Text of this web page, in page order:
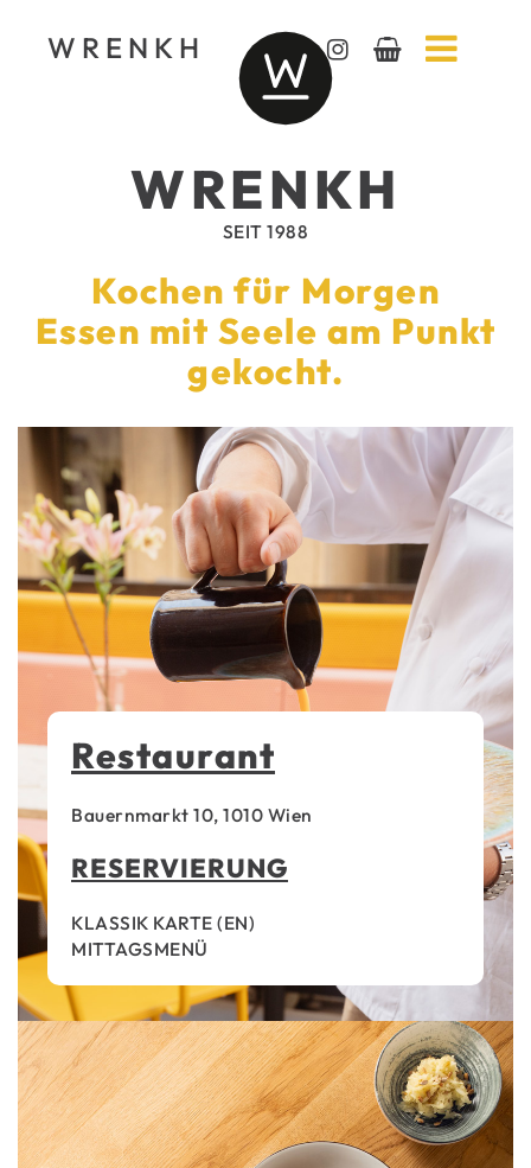
WRENKH
WRENKH
SEIT 1988
Kochen für Morgen
Essen mit Seele am Punkt
gekocht.
Restaurant
Bauernmarkt 10, 1010 Wien
RESERVIERUNG
KLASSIK KARTE (EN)
MITTAGSMENÜ